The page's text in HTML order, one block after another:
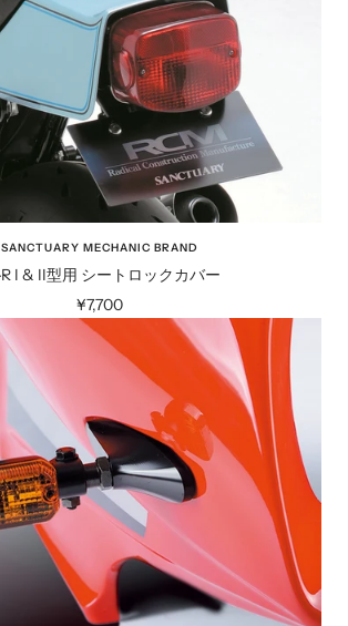
格
SANCTUARY MECHANIC BRAND
I & II型用 シートロックカバー
セ
ー
¥7,700